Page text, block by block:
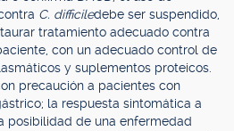
C. difficiledebe ser suspendido,
tratamiento adecuado contra
con un adecuado control de
y suplementos proteicos.
precaución a pacientes con
la respuesta sintomática a
posibilidad de una enfermedad